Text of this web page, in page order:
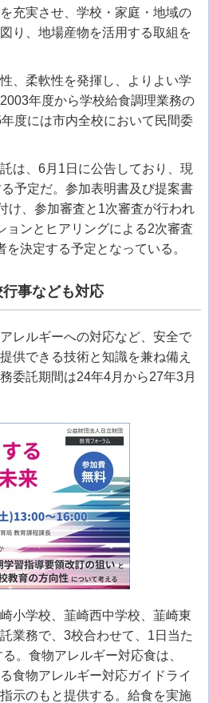
充実させ、学校・家庭・地域の
り、地場産物を活用する取組を
、柔軟性を発揮し、よりよい学
2003年度から学校給食調理業務の
年度には市内全校において民間委
は、 6月 1 日に公告しており、現
予定だ。参加表明書及び提案書
け、参加審査と 1次審査が行われ
ョンとヒアリングによる2次審査
を決定する予定となっている。
事なども対応
レルギーへの対応など、安全で
供できる技術と知識を兼ね備え
委託期間は24年4月から27年3月
小学校、韮崎西中学校、韮崎東
業務で、 3校合わせて、 1 日当た
。食物アレルギー対応食は、
食物アレルギー対応ガイドライ
示のもと提供する。給食を実施